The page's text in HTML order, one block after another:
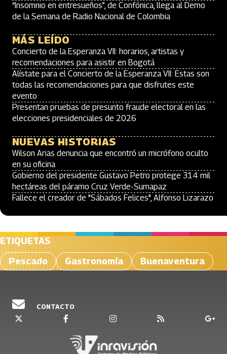
“Insomnio en entresueños”, de Confónica, llega al Demo
de la Semana de Radio Nacional de Colombia
MÁS LEÍDO
Concierto de la Esperanza VII: horarios, artistas y
recomendaciones para asistir en Bogotá
Alístate para el Concierto de la Esperanza VII: Estas son
todas las recomendaciones para que disfrutes este
evento
Presentan pruebas de presunto fraude electoral en las
elecciones presidenciales de 2026
NUEVAS HISTORIAS
Wilson Arias denuncia que encontró un micrófono oculto
en su oficina
Gobierno del presidente Gustavo Petro protege 314 mil
hectáreas del páramo Cruz Verde-Sumapaz
Fallece el creador de "Sábados Felices", Alfonso Lizarazo
ETIQUETAS
Pescado
Gastronomía Buenaventura
CONTACTO